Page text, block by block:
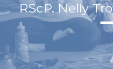
RScP. Nelly